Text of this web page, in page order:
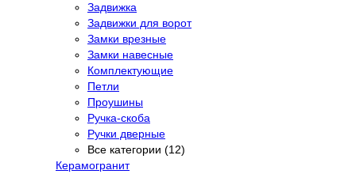
Задвижка
Задвижки для ворот
Замки врезные
Замки навесные
Комплектующие
Петли
Проушины
Ручка-скоба
Ручки дверные
Все категории (12)
Керамогранит